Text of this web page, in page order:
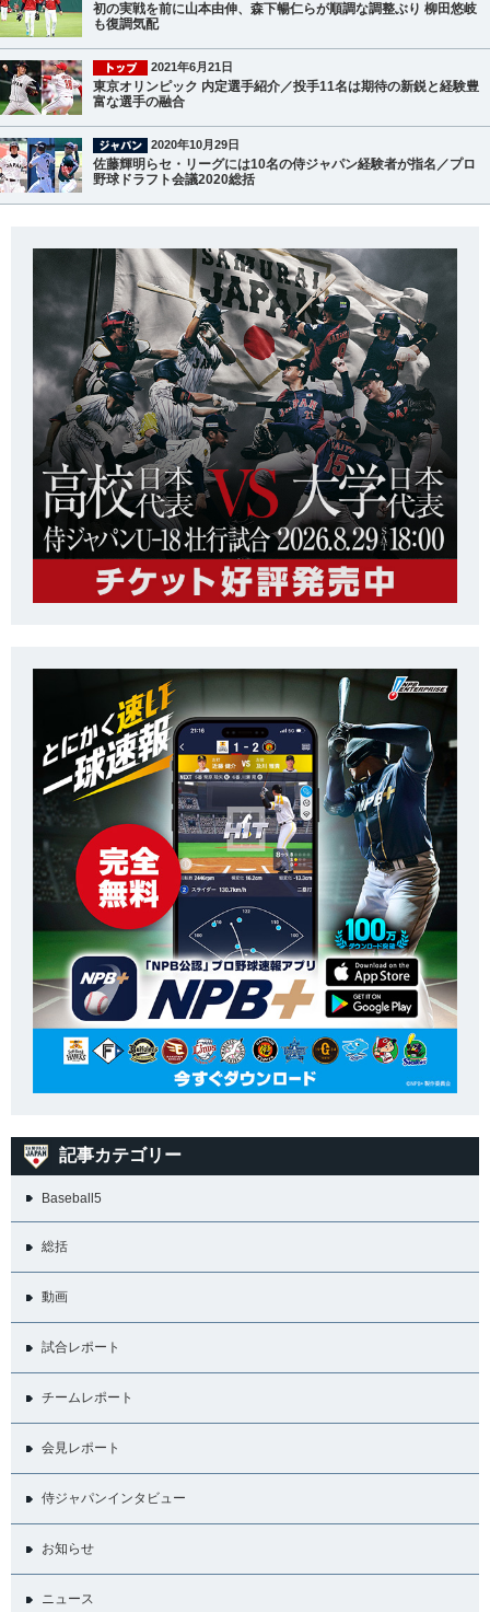
初の実戦を前に山本由伸、森下暢仁らが順調な調整ぶり 柳田悠岐
も復調気配
2021年6月21日
東京オリンピック 内定選手紹介／投手11名は期待の新鋭と経験豊
富な選手の融合
2020年10月29日
佐藤輝明らセ・リーグには10名の侍ジャパン経験者が指名／プロ
野球ドラフト会議2020総括
記事カテゴリー
Baseball5
総括
動画
試合レポート
チームレポート
会見レポート
侍ジャパンインタビュー
お知らせ
ニュース